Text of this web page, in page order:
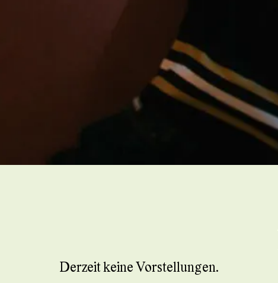
Derzeit keine Vorstellungen.